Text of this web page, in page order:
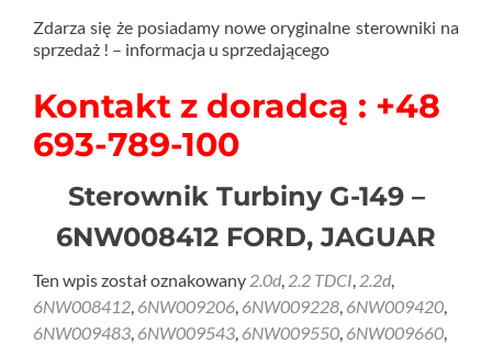
Zdarza się że posiadamy nowe oryginalne sterowniki na
sprzedaż ! – informacja u sprzedającego
Kontakt z doradcą : +48
693-789-100
Sterownik Turbiny G-149 –
6NW008412 FORD, JAGUAR
Ten wpis został oznakowany 2.0d, 2.2 TDCI, 2.2d,
6NW008412, 6NW009206, 6NW009228, 6NW009420,
6NW009483, 6NW009543, 6NW009550, 6NW009660,